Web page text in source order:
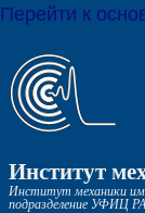
Перейти к
Институт
Институт механики
подразделение УФИЦ